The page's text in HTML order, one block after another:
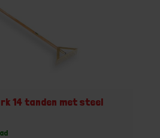
14 tanden met steel